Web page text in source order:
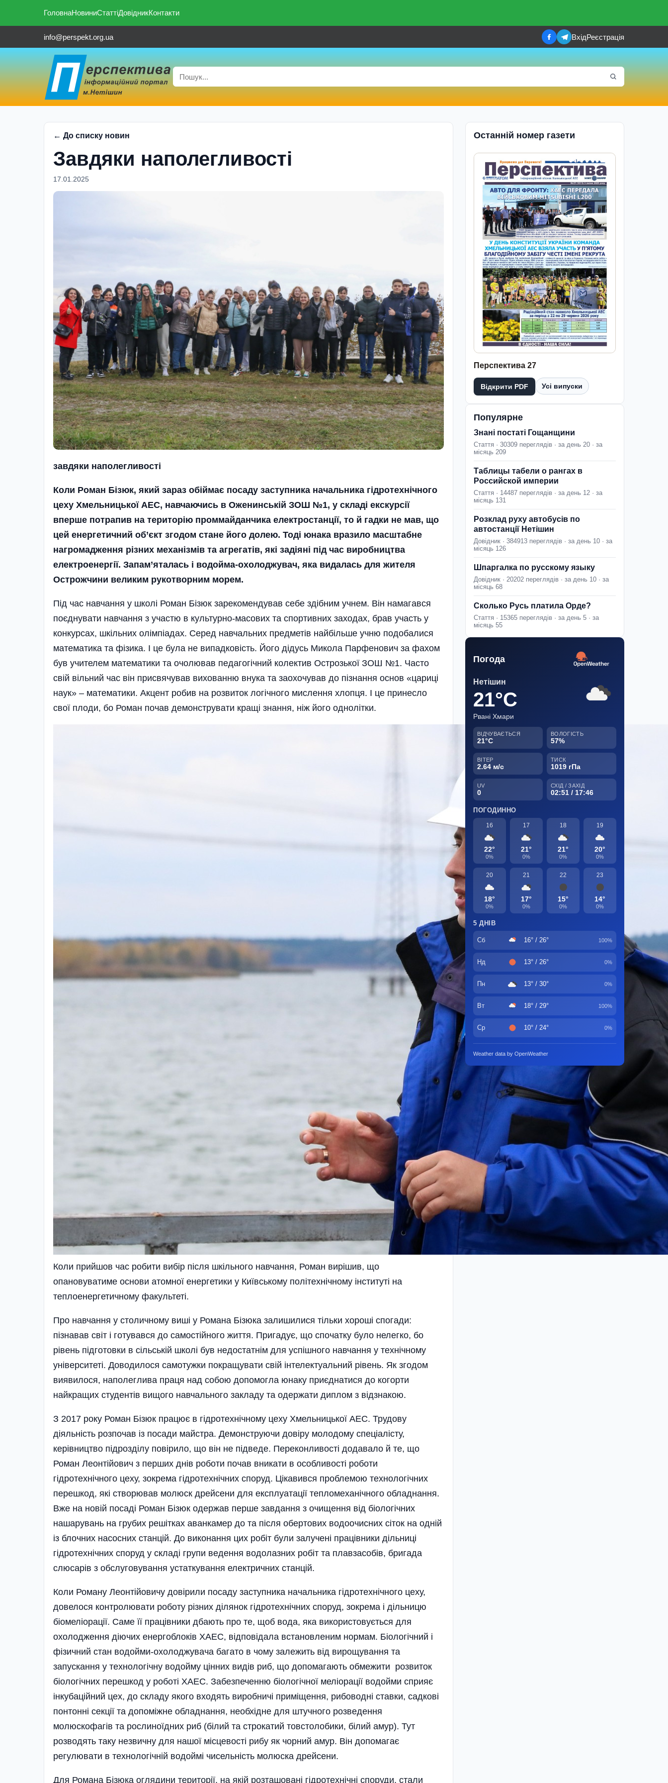
ГоловнаНовиниСтаттіДовідникКонтакти
info@perspekt.org.ua ВхідРеєстрація
← До списку новин
Завдяки наполегливості
17.01.2025
завдяки наполегливості
Коли Роман Бізюк, який зараз обіймає посаду заступника начальника гідротехнічного
цеху Хмельницької АЕС, навчаючись в Оженинській ЗОШ №1, у складі екскурсії
вперше потрапив на територію проммайданчика електростанції, то й гадки не мав, що
цей енергетичний об’єкт згодом стане його долею. Тоді юнака вразило масштабне
нагромадження різних механізмів та агрегатів, які задіяні під час виробництва
електроенергії. Запам’яталась і водойма-охолоджувач, яка видалась для жителя
Острожчини великим рукотворним морем.
Під час навчання у школі Роман Бізюк зарекомендував себе здібним учнем. Він намагався
поєднувати навчання з участю в культурно-масових та спортивних заходах, брав участь у
конкурсах, шкільних олімпіадах. Серед навчальних предметів найбільше учню подобалися
математика та фізика. І це була не випадковість. Його дідусь Микола Парфенович за фахом
був учителем математики та очолював педагогічний колектив Острозької ЗОШ №1. Часто
свій вільний час він присвячував вихованню внука та заохочував до пізнання основ «цариці
наук» – математики. Акцент робив на розвиток логічного мислення хлопця. І це принесло
свої плоди, бо Роман почав демонструвати кращі знання, ніж його однолітки.
Коли прийшов час робити вибір після шкільного навчання, Роман вирішив, що
опановуватиме основи атомної енергетики у Київському політехнічному інституті на
теплоенергетичному факультеті.
Про навчання у столичному виші у Романа Бізюка залишилися тільки хороші спогади:
пізнавав світ і готувався до самостійного життя. Пригадує, що спочатку було нелегко, бо
рівень підготовки в сільській школі був недостатнім для успішного навчання у технічному
університеті. Доводилося самотужки покращувати свій інтелектуальний рівень. Як згодом
виявилося, наполеглива праця над собою допомогла юнаку приєднатися до когорти
найкращих студентів вищого навчального закладу та одержати диплом з відзнакою.
З 2017 року Роман Бізюк працює в гідротехнічному цеху Хмельницької АЕС. Трудову
діяльність розпочав із посади майстра. Демонструючи довіру молодому спеціалісту,
керівництво підрозділу повірило, що він не підведе. Переконливості додавало й те, що
Роман Леонтійович з перших днів роботи почав вникати в особливості роботи
гідротехнічного цеху, зокрема гідротехнічних споруд. Цікавився проблемою технологічних
перешкод, які створював молюск дрейсени для експлуатації тепломеханічного обладнання.
Вже на новій посаді Роман Бізюк одержав перше завдання з очищення від біологічних
нашарувань на грубих решітках аванкамер до та після обертових водоочисних сіток на одній
із блочних насосних станцій. До виконання цих робіт були залучені працівники дільниці
гідротехнічних споруд у складі групи ведення водолазних робіт та плавзасобів, бригада
слюсарів з обслуговування устаткування електричних станцій.
Коли Роману Леонтійовичу довірили посаду заступника начальника гідротехнічного цеху,
довелося контролювати роботу різних ділянок гідротехнічних споруд, зокрема і дільницю
біомеліорації. Саме її працівники дбають про те, щоб вода, яка використовується для
охолодження діючих енергоблоків ХАЕС, відповідала встановленим нормам. Біологічний і
фізичний стан водойми-охолоджувача багато в чому залежить від вирощування та
запускання у технологічну водойму цінних видів риб, що допомагають обмежити розвиток
біологічних перешкод у роботі ХАЕС. Забезпеченню біологічної меліорації водойми сприяє
інкубаційний цех, до складу якого входять виробничі приміщення, рибоводні ставки, садкові
понтонні секції та допоміжне обладнання, необхідне для штучного розведення
молюскофагів та рослиноїдних риб (білий та строкатий товстолобики, білий амур). Тут
розводять таку незвичну для нашої місцевості рибу як чорний амур. Він допомагає
регулювати в технологічній водоймі чисельність молюска дрейсени.
Для Романа Бізюка оглядини території, на якій розташовані гідротехнічні споруди, стали
Останній номер газети
Перспектива 27
Відкрити PDF Усі випуски
Популярне
Знані постаті Гощанщини
Стаття · 30309 переглядів · за день 20 · за
місяць 209
Таблицы табели о рангах в
Российской империи
Стаття · 14487 переглядів · за день 12 · за
місяць 131
Розклад руху автобусів по
автостанції Нетішин
Довідник · 384913 переглядів · за день 10 · за
місяць 126
Шпаргалка по русскому языку
Довідник · 20202 переглядів · за день 10 · за
місяць 68
Сколько Русь платила Орде?
Стаття · 15365 переглядів · за день 5 · за
місяць 55
Погода
Нетішин
21°C
Рвані Хмари
ВІДЧУВАЄТЬСЯ
21°C
ВОЛОГІСТЬ
57%
ВІТЕР
2.64 м/с
ТИСК
1019 гПа
UV
0
СХІД / ЗАХІД
02:51 / 17:46
ПОГОДИННО
16
22°
0%
17
21°
0%
18
21°
0%
19
20°
0%
20
18°
0%
21
17°
0%
22
15°
0%
23
14°
0%
5 ДНІВ
Сб 16° / 26° 100%
Нд 13° / 26° 0%
Пн 13° / 30° 0%
Вт 18° / 29° 100%
Ср 10° / 24° 0%
Weather data by OpenWeather